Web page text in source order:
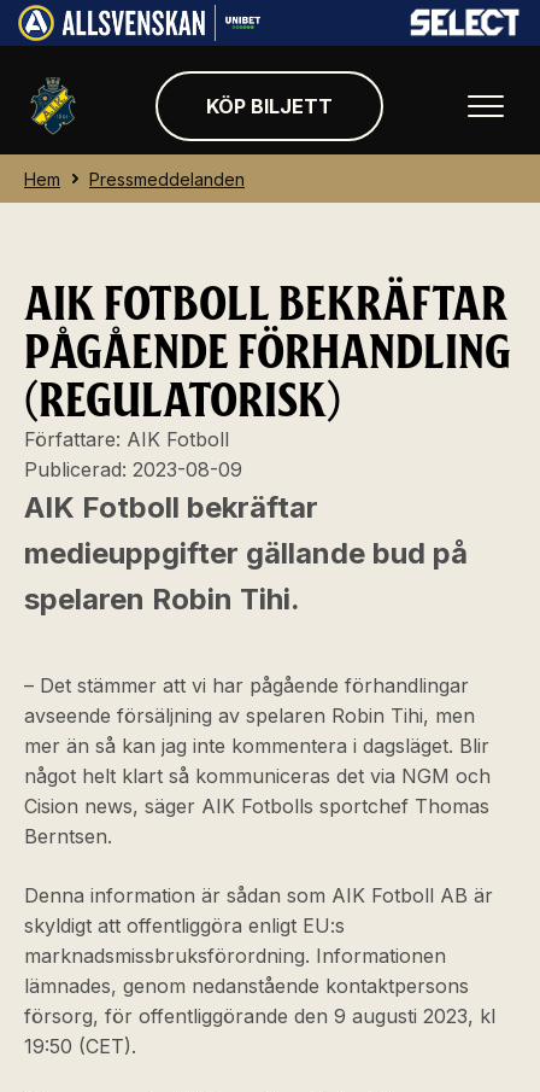
KÖP BILJETT
Hem Pressmeddelanden
AIK FOTBOLL BEKRÄFTAR
PÅGÅENDE FÖRHANDLING
(REGULATORISK)
Författare: AIK Fotboll
Publicerad: 2023-08-09
AIK Fotboll bekräftar
medieuppgifter gällande bud på
spelaren Robin Tihi.
– Det stämmer att vi har pågående förhandlingar
avseende försäljning av spelaren Robin Tihi, men
mer än så kan jag inte kommentera i dagsläget. Blir
något helt klart så kommuniceras det via NGM och
Cision news, säger AIK Fotbolls sportchef Thomas
Berntsen.
Denna information är sådan som AIK Fotboll AB är
skyldigt att offentliggöra enligt EU:s
marknadsmissbruksförordning. Informationen
lämnades, genom nedanstående kontaktpersons
försorg, för offentliggörande den 9 augusti 2023, kl
19:50 (CET).